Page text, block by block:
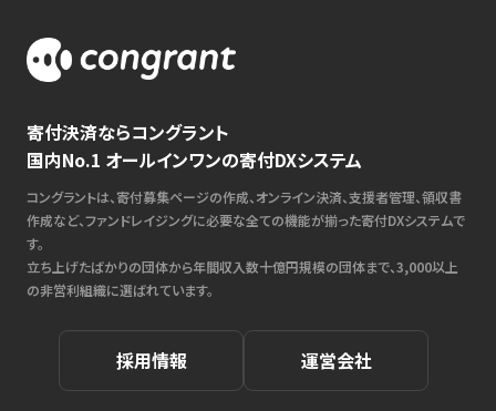
寄付決済ならコングラント
国内No.1 オールインワンの寄付DXシステム
コングラントは、寄付募集ページの作成、オンライン決済、支援者管理、領収書
作成など、ファンドレイジングに必要な全ての機能が揃った寄付DXシステムで
す。
立ち上げたばかりの団体から年間収入数十億円規模の団体まで、3,000以上
の非営利組織に選ばれています。
採用情報 運営会社